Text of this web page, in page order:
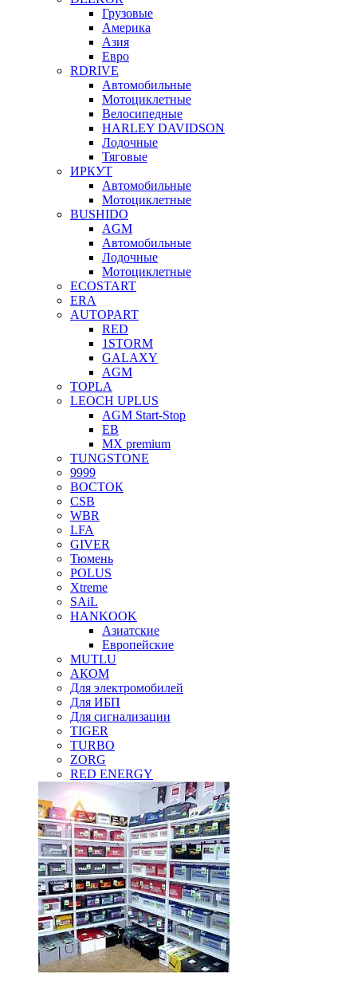
Грузовые
Америка
Азия
Евро
RDRIVE
Автомобильные
Мотоциклетные
Велосипедные
HARLEY DAVIDSON
Лодочные
Тяговые
ИРКУТ
Автомобильные
Мотоциклетные
BUSHIDO
AGM
Автомобильные
Лодочные
Мотоциклетные
ECOSTART
ERA
AUTOPART
RED
1STORM
GALAXY
AGM
TOPLA
LEOCH UPLUS
AGM Start-Stop
EB
MX premium
TUNGSTONE
9999
ВОСТОК
CSB
WBR
LFA
GIVER
Тюмень
POLUS
Xtreme
SAiL
HANKOOK
Азиатские
Европейские
MUTLU
АКОМ
Для электромобилей
Для ИБП
Для сигнализации
TIGER
TURBO
ZORG
RED ENERGY